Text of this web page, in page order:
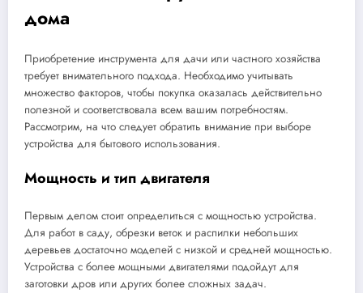
дома
Приобретение инструмента для дачи или частного хозяйства
требует внимательного подхода. Необходимо учитывать
множество факторов, чтобы покупка оказалась действительно
полезной и соответствовала всем вашим потребностям.
Рассмотрим, на что следует обратить внимание при выборе
устройства для бытового использования.
Мощность и тип двигателя
Первым делом стоит определиться с мощностью устройства.
Для работ в саду, обрезки веток и распилки небольших
деревьев достаточно моделей с низкой и средней мощностью.
Устройства с более мощными двигателями подойдут для
заготовки дров или других более сложных задач.